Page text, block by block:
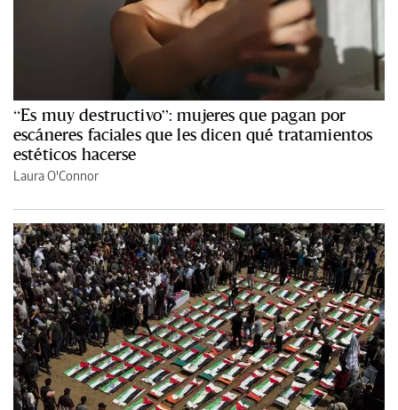
“Es muy destructivo”: mujeres que pagan por
escáneres faciales que les dicen qué tratamientos
estéticos hacerse
Laura O'Connor